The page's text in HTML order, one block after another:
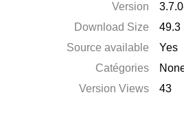
Version
Download Size
49.3
Source available
Yes
Catégories
Version Views
43